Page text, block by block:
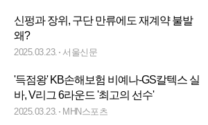
신펑과 장위, 구단 만류에도 재계약 불발
왜?
2025.03.23. 서울신문
'득점왕' KB손해보험 비예나-GS칼텍스 실
바, V리그 6라운드 '최고의 선수'
2025.03.23. MHN스포츠